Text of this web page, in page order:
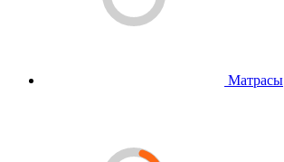
Матрасы